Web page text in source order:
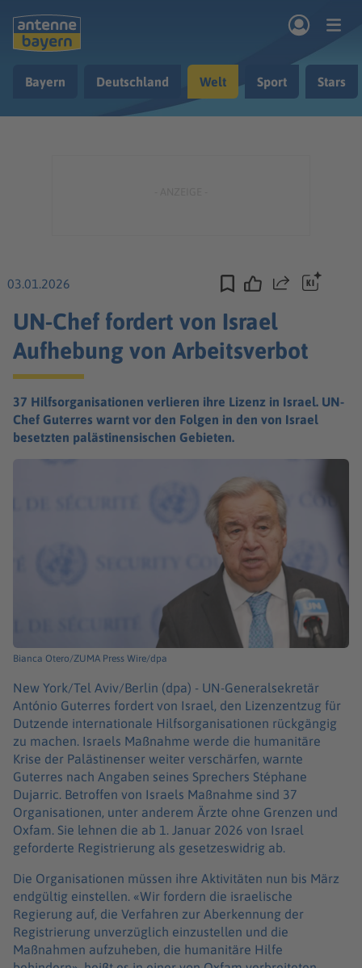
Nachrichten
Bayern Deutschland Welt Sport Stars
03.01.2026 Teilen
UN-Chef fordert von Israel
Aufhebung von Arbeitsverbot
37 Hilfsorganisationen verlieren ihre Lizenz in Israel. UN-
Chef Guterres warnt vor den Folgen in den von Israel
besetzten palästinensischen Gebieten.
Bianca Otero/ZUMA Press Wire/dpa
New York/Tel Aviv/Berlin (dpa) - UN-Generalsekretär
António Guterres fordert von Israel, den Lizenzentzug für
Dutzende internationale Hilfsorganisationen rückgängig
zu machen. Israels Maßnahme werde die humanitäre
Krise der Palästinenser weiter verschärfen, warnte
Guterres nach Angaben seines Sprechers Stéphane
Dujarric. Betroffen von Israels Maßnahme sind 37
Organisationen, unter anderem Ärzte ohne Grenzen und
Oxfam. Sie lehnen die ab 1. Januar 2026 von Israel
geforderte Registrierung als gesetzeswidrig ab.
Die Organisationen müssen ihre Aktivitäten nun bis März
endgültig einstellen. «Wir fordern die israelische
Regierung auf, die Verfahren zur Aberkennung der
Registrierung unverzüglich einzustellen und die
Maßnahmen aufzuheben, die humanitäre Hilfe